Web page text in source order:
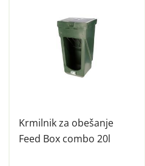
Krmilnik za obešanje
Feed Box combo 20l